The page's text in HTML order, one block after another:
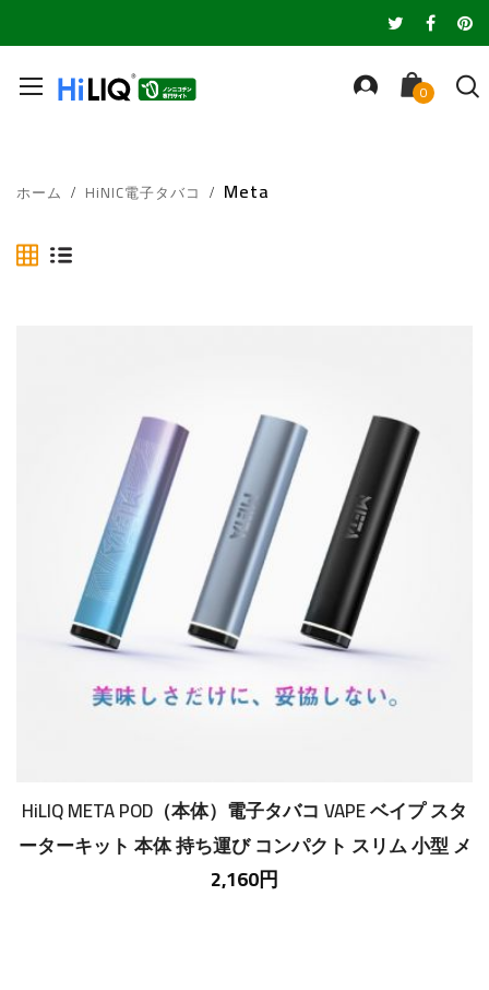
ホーム HiNIC電子タバコ
Meta
表 リ
HiLIQ META POD（本体）電子タバコ VAPE ベイプ スタ
ーターキット 本体 持ち運び コンパクト スリム 小型 メ
タポット
2,160円